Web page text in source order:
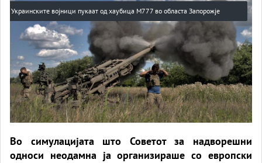
Украинските војници пукаат од хаубица М777 во областа Запорожје
Во симулацијата што Советот за надворешни
односи неодамна ја организираше со европски